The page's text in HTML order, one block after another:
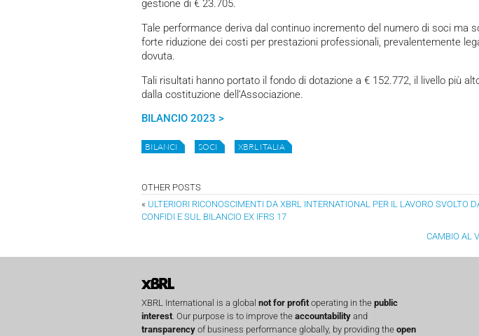
gestione di € 23.705.
Tale performance deriva dal continuo incremento del numero di soci ma
forte riduzione dei costi per prestazioni professionali, prevalentemente
dovuta.
Tali risultati hanno portato il fondo di dotazione a € 152.772, il livello più
dalla costituzione dell’Associazione.
BILANCIO 2023 >
BILANCI SOCI XBRL ITALIA
OTHER POSTS
« ULTERIORI RICONOSCIMENTI DA XBRL INTERNATIONAL PER IL LAVORO SVOLTO
CONFIDI E SUL BILANCIO EX IFRS 17
CAMBIO AL
XBRL International is a global not for profitoperating in the public
interest. Our purpose is to improve the accountability and
transparency of business performance globally, by providing the open